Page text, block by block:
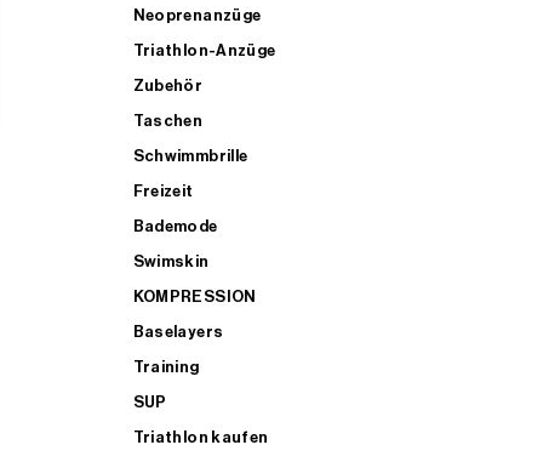
Neoprenanzüge
Triathlon-Anzüge
Zubehör
Taschen
Schwimmbrille
Freizeit
Bademode
Swimskin
KOMPRESSION
Baselayers
Training
SUP
Triathlon kaufen